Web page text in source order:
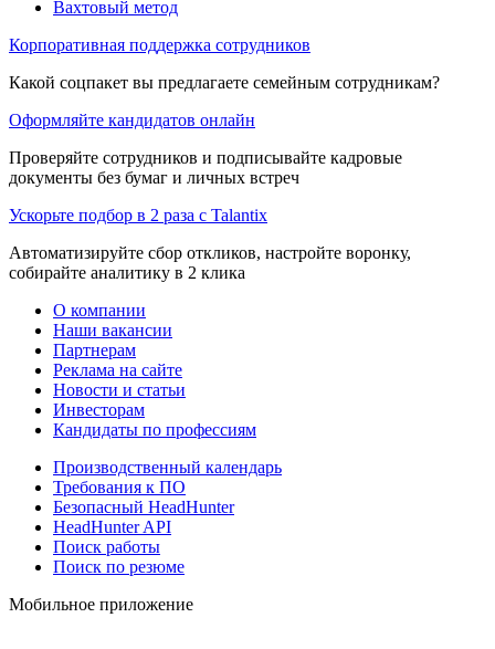
Вахтовый метод
Корпоративная поддержка сотрудников
Какой соцпакет вы предлагаете семейным сотрудникам?
Оформляйте кандидатов онлайн
Проверяйте сотрудников и подписывайте кадровые
документы без бумаг и личных встреч
Ускорьте подбор в 2 раза с Talantix
Автоматизируйте сбор откликов, настройте воронку,
собирайте аналитику в 2 клика
О компании
Наши вакансии
Партнерам
Реклама на сайте
Новости и статьи
Инвесторам
Кандидаты по профессиям
Производственный календарь
Требования к ПО
Безопасный HeadHunter
HeadHunter API
Поиск работы
Поиск по резюме
Мобильное приложение